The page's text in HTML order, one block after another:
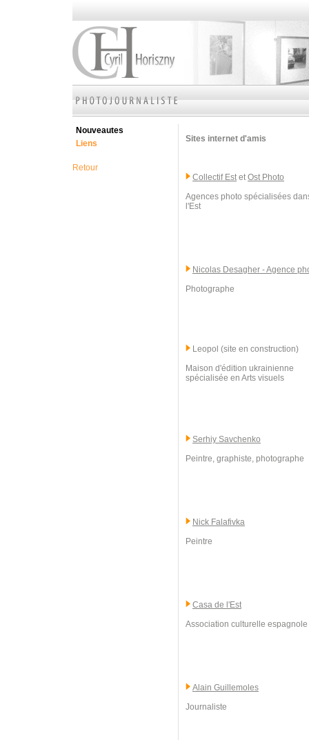
Nouveautes
Liens
Retour
Sites internet d'amis
Collectif Est et Ost Photo
Agences photo spécialisées
l'Est
Nicolas Desagher - Agence
Photographe
Leopol (site en construction)
Maison d'édition ukrainienne
spécialisée en Arts visuels
Serhiy Savchenko
Peintre, graphiste, photographe
Nick Falafivka
Peintre
Casa de l'Est
Association culturelle
Alain Guillemoles
Journaliste